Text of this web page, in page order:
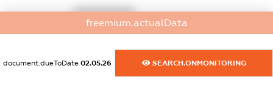
XXXXXXXXXX
dossier.commercial_info.phone
dossier.commercial_info.fax
freemium.actualData
document.dueToDate 02.05.26 SEARCH.ONMONITORING